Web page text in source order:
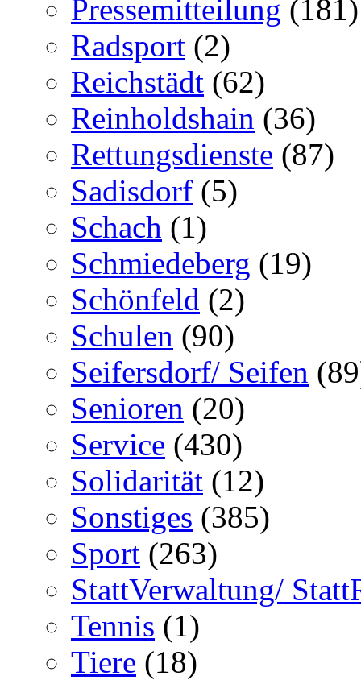
Pressemitteilung (181)
Radsport (2)
Reichstädt (62)
Reinholdshain (36)
Rettungsdienste (87)
Sadisdorf (5)
Schach (1)
Schmiedeberg (19)
Schönfeld (2)
Schulen (90)
Seifersdorf/ Seifen
Senioren (20)
Service (430)
Solidarität (12)
Sonstiges (385)
Sport (263)
StattVerwaltung/
Tennis (1)
Tiere (18)